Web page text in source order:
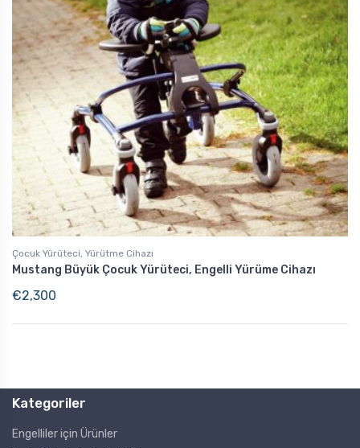
Çocuk Yürüteci, Yürütme Cihazı
Mustang Büyük Çocuk Yürüteci, Engelli Yürüme Cihazı
€2,300
Kategoriler
Engelliler için Ürünler